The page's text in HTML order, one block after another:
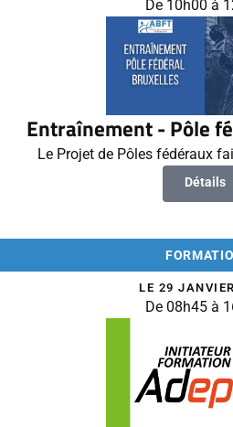
De 10h00 à
Entraînement - Pôle
Le Projet de Pôles fédéraux
Détails
LE 29
De 08h45 à